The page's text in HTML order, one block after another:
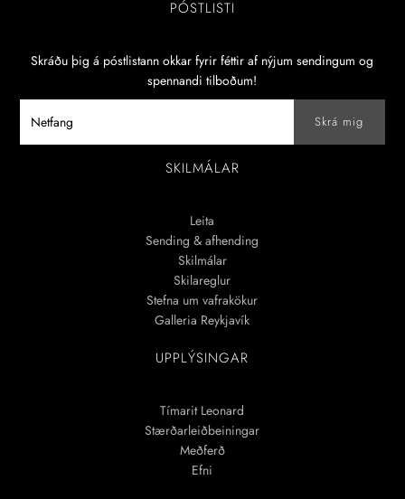
PÓSTLISTI
Skráðu þig á póstlistann okkar fyrir féttir af nýjum sendingum og
spennandi tilboðum!
SKILMÁLAR
Leita
Sending & afhending
Skilmálar
Skilareglur
Stefna um vafrakökur
Galleria Reykjavík
UPPLÝSINGAR
Tímarit Leonard
Stærðarleiðbeiningar
Meðferð
Efni